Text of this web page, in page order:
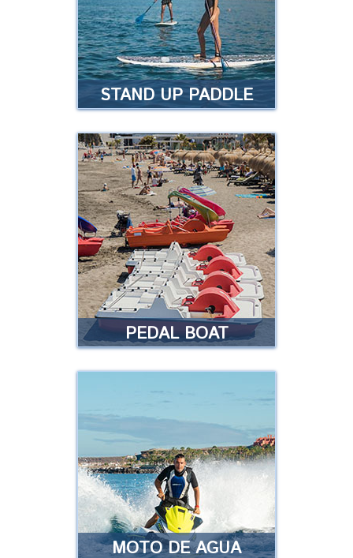
la edad …
Leer más
STAND UP PADDLE
STAND UP PADDLE
Disfrute de un deporte an8guo
que ha vuelto a retomar
popularidad en todo el mundo …
Leer más
PEDAL BOAT
PEDAL BOAT
Prepárate, porque llegan
nuestros pedales con tobogán
incluido. ¿Te lo vas a perder?
Leer más
MOTO DE AGUA